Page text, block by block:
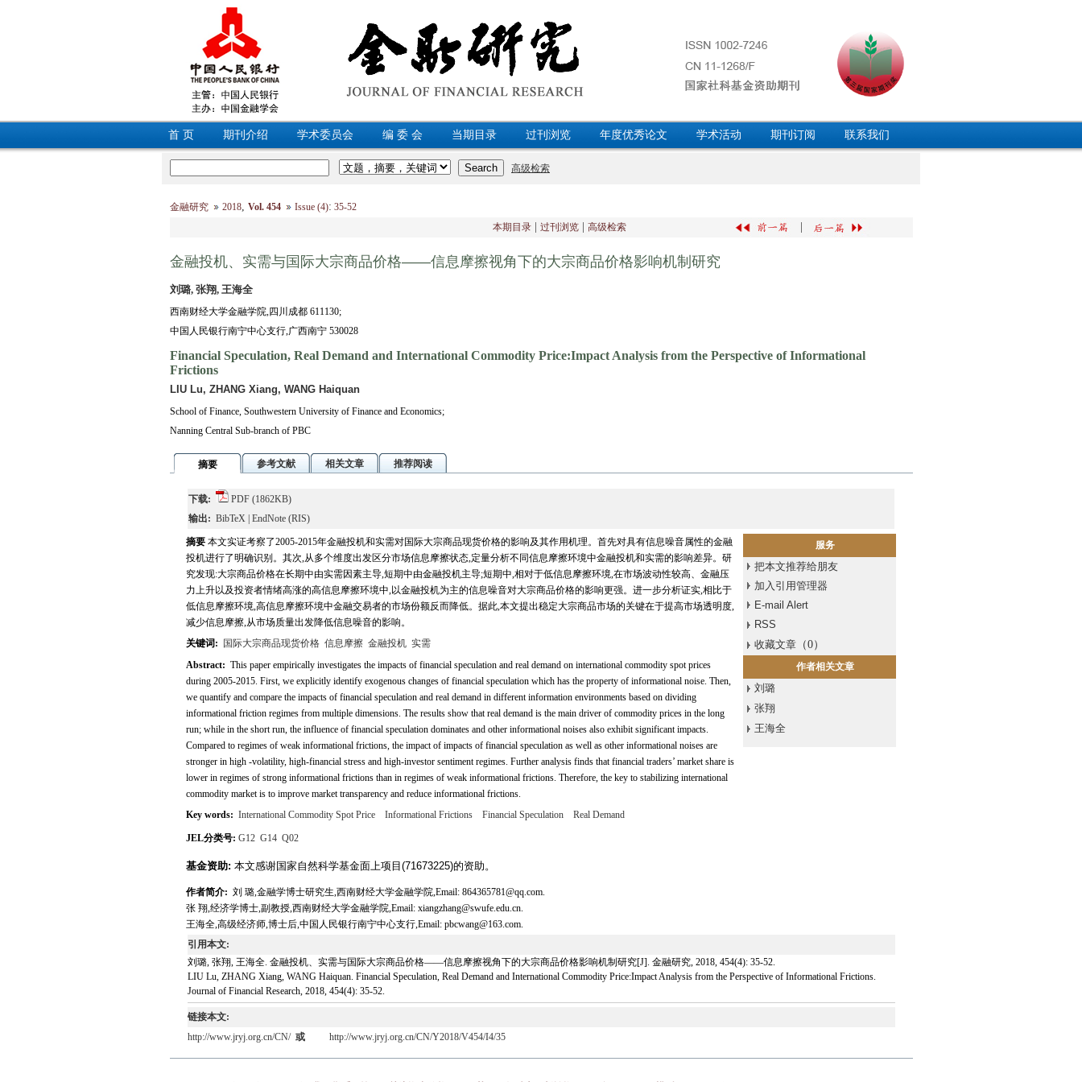
首 页 期刊介绍 学术委员会 编 委 会 当期目录 过刊浏览 年度优秀论文 学术活动 期刊订阅 联系我们
金融研究 2018, Vol. 454 Issue (4): 35-52
本期目录
过刊浏览 高级检索
金融投机、实需与国际大宗商品价格——信息摩擦视角下的大宗商品价格影响机制研究
刘璐, 张翔, 王海全
西南财经大学金融学院,四川成都 611130;
中国人民银行南宁中心支行,广西南宁 530028
Financial Speculation, Real Demand and International Commodity Price:Impact Analysis from the Perspective of Informational
Frictions
LIU Lu, ZHANG Xiang, WANG Haiquan
School of Finance, Southwestern University of Finance and Economics;
Nanning Central Sub-branch of PBC
摘要 参考文献 相关文章 推荐阅读
下载: PDF (1862KB)
输出: BibTeX EndNote (RIS)
摘要 本文实证考察了2005-2015年金融投机和实需对国际大宗商品现货价格的影响及其作用机理。首先对具有信息噪音属性的金融
投机进行了明确识别。其次,从多个维度出发区分市场信息摩擦状态,定量分析不同信息摩擦环境中金融投机和实需的影响差异。研
究发现:大宗商品价格在长期中由实需因素主导,短期中由金融投机主导;短期中,相对于低信息摩擦环境,在市场波动性较高、金融压
力上升以及投资者情绪高涨的高信息摩擦环境中,以金融投机为主的信息噪音对大宗商品价格的影响更强。进一步分析证实,相比于
低信息摩擦环境,高信息摩擦环境中金融交易者的市场份额反而降低。据此,本文提出稳定大宗商品市场的关键在于提高市场透明度,
减少信息摩擦,从市场质量出发降低信息噪音的影响。
服务
把本文推荐给朋友
加入引用管理器
E-mail Alert
RSS
收藏文章 （0）
作者相关文章
刘璐
张翔
王海全
关键词: 国际大宗商品现货价格 信息摩擦 金融投机 实需
Abstract: This paper empirically investigates the impacts of financial speculation and real demand on international commodity spot prices
during 2005-2015. First, we explicitly identify exogenous changes of financial speculation which has the property of informational noise. Then,
we quantify and compare the impacts of financial speculation and real demand in different information environments based on dividing
informational friction regimes from multiple dimensions. The results show that real demand is the main driver of commodity prices in the long
run; while in the short run, the influence of financial speculation dominates and other informational noises also exhibit significant impacts.
Compared to regimes of weak informational frictions, the impact of impacts of financial speculation as well as other informational noises are
stronger in high -volatility, high-financial stress and high-investor sentiment regimes. Further analysis finds that financial traders’ market share is
lower in regimes of strong informational frictions than in regimes of weak informational frictions. Therefore, the key to stabilizing international
commodity market is to improve market transparency and reduce informational frictions.
Key words: International Commodity Spot Price Informational Frictions Financial Speculation Real Demand
JEL分类号: G12 G14 Q02
基金资助: 本文感谢国家自然科学基金面上项目(71673225)的资助。
作者简介: 刘 璐,金融学博士研究生,西南财经大学金融学院,Email: 864365781@qq.com.
张 翔,经济学博士,副教授,西南财经大学金融学院,Email: xiangzhang@swufe.edu.cn.
王海全,高级经济师,博士后,中国人民银行南宁中心支行,Email: pbcwang@163.com.
引用本文:
刘璐, 张翔, 王海全. 金融投机、实需与国际大宗商品价格——信息摩擦视角下的大宗商品价格影响机制研究[J]. 金融研究, 2018, 454(4): 35-52.
LIU Lu, ZHANG Xiang, WANG Haiquan. Financial Speculation, Real Demand and International Commodity Price:Impact Analysis from the Perspective of Informational Frictions.
Journal of Financial Research, 2018, 454(4): 35-52.
链接本文:
http://www.jryj.org.cn/CN/ 或 http://www.jryj.org.cn/CN/Y2018/V454/I4/35